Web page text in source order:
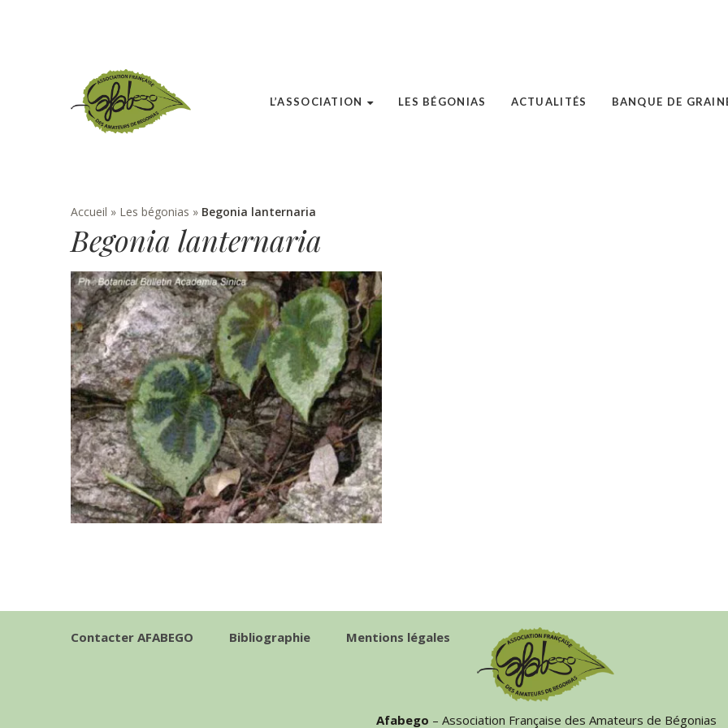
L’ASSOCIATION LES BÉGONIAS ACTUALITÉS BANQUE DE
Accueil » Les bégonias » Begonia lanternaria
Begonia lanternaria
Contacter AFABEGO Bibliographie Mentions légales
Afabego – Association Française des Amateurs de Bégonias